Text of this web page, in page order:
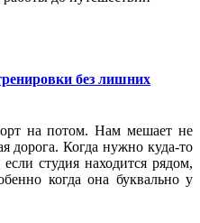
без лишних
на потом. Нам мешает не
дорога. Когда нужно куда-то
студия находится рядом,
когда она буквально у